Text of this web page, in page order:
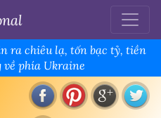
ra chiêu lạ, tốn bạc tỷ, tiền
phía Ukraine